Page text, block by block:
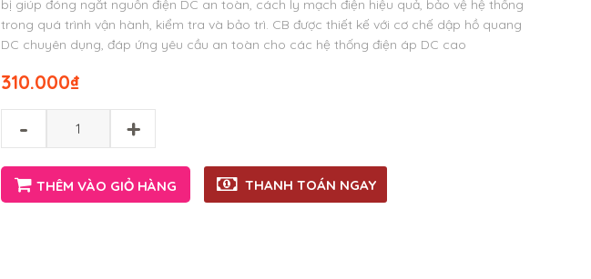
bị giúp đóng ngắt nguồn điện DC an toàn, cách ly mạch điện hiệu quả, bảo vệ hệ thống
trong quá trình vận hành, kiểm tra và bảo trì. CB được thiết kế với cơ chế dập hồ quang
DC chuyên dụng, đáp ứng yêu cầu an toàn cho các hệ thống điện áp DC cao
₫
310.000
- +
THÊM VÀO GIỎ HÀNG THANH TOÁN NGAY